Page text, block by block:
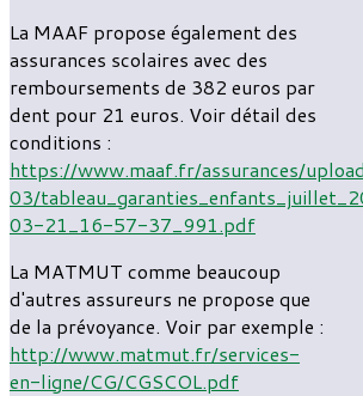
La MAAF propose également des
assurances scolaires avec des
remboursements de 382 euros par
dent pour 21 euros. Voir détail des
conditions :
https://www.maaf.fr/assurances/
03/
03-21_16-57-37_991.pdf
La MATMUT comme beaucoup
d'autres assureurs ne propose que
de la prévoyance. Voir par exemple :
http://www.matmut.fr/services-
en-ligne/CG/CGSCOL.pdf